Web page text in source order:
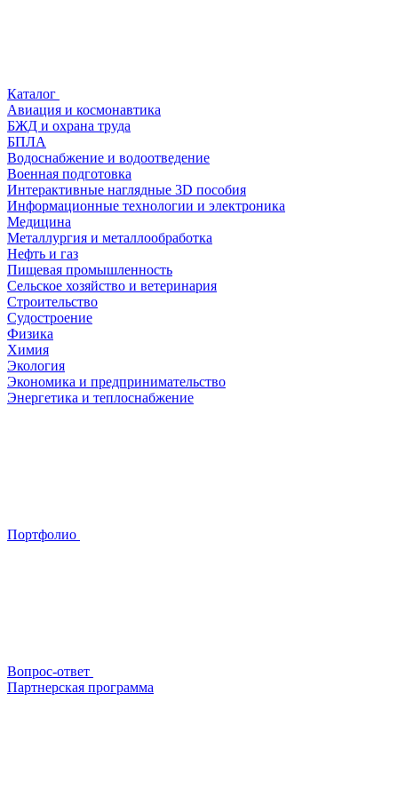
Каталог
Авиация и космонавтика
БЖД и охрана труда
БПЛА
Водоснабжение и водоотведение
Военная подготовка
Интерактивные наглядные 3D пособия
Информационные технологии и электроника
Медицина
Металлургия и металлообработка
Нефть и газ
Пищевая промышленность
Сельское хозяйство и ветеринария
Строительство
Судостроение
Физика
Химия
Экология
Экономика и предпринимательство
Энергетика и теплоснабжение
Портфолио
Вопрос-ответ
Партнерская программа